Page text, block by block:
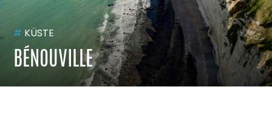
# KÜSTE
BÉNOUVILLE